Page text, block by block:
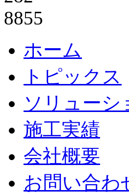
ホーム
トピックス
ソリューシ
施工実績
会社概要
お問い合わ